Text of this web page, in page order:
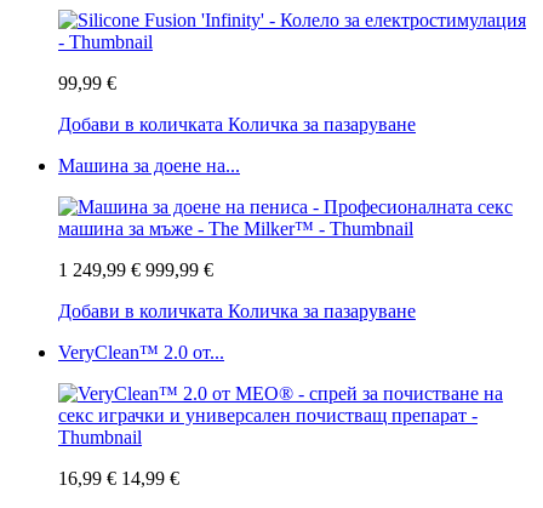
99,99 €
Добави в количката Количка за пазаруване
Машина за доене на...
1 249,99 € 999,99 €
Добави в количката Количка за пазаруване
VeryClean™ 2.0 от...
16,99 € 14,99 €